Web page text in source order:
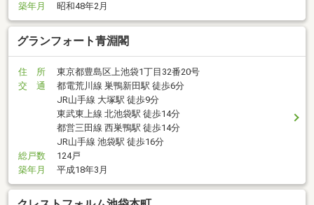
築年月
昭和48年2月
グランフォート青淵閣
住 所
東京都豊島区上池袋1丁目32番20号
交 通
都電荒川線 巣鴨新田駅 徒歩6分
JR山手線 大塚駅 徒歩9分
東武東上線 北池袋駅 徒歩14分
都営三田線 西巣鴨駅 徒歩14分
JR山手線 池袋駅 徒歩16分
総戸数
124戸
築年月
平成18年3月